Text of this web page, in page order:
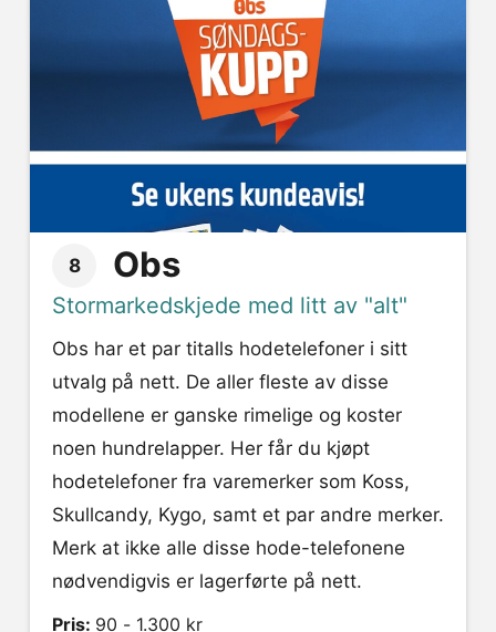
8 Obs
Stormarkedskjede med litt av "alt"
Obs har et par titalls hodetelefoner i sitt
utvalg på nett. De aller fleste av disse
modellene er ganske rimelige og koster
noen hundrelapper. Her får du kjøpt
hodetelefoner fra varemerker som Koss,
Skullcandy, Kygo, samt et par andre merker.
Merk at ikke alle disse hode-telefonene
nødvendigvis er lagerførte på nett.
Pris: 90 - 1.300 kr